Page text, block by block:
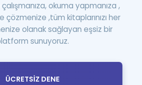
okuma yapmanıza ,
,tüm kitaplarınızı her
olanak sağlayan eşsiz bir
sunuyoruz.
ÜCRETSİZ DENE